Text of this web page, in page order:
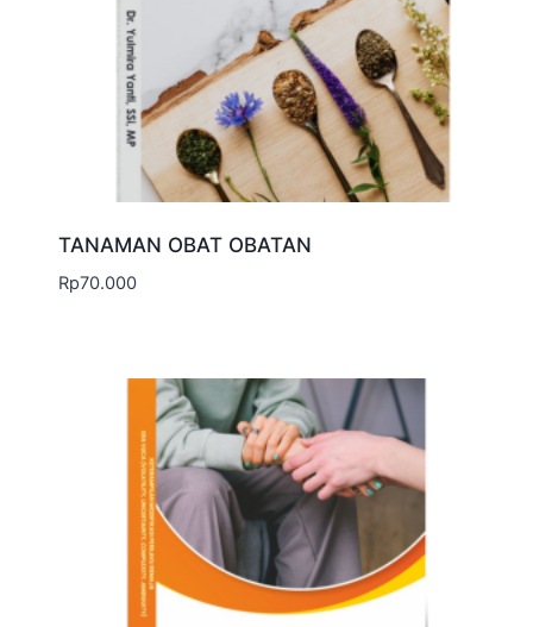
TANAMAN OBAT OBATAN
Rp70.000